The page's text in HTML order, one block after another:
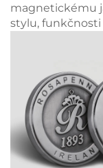
magnetickému
stylu, funkčnosti